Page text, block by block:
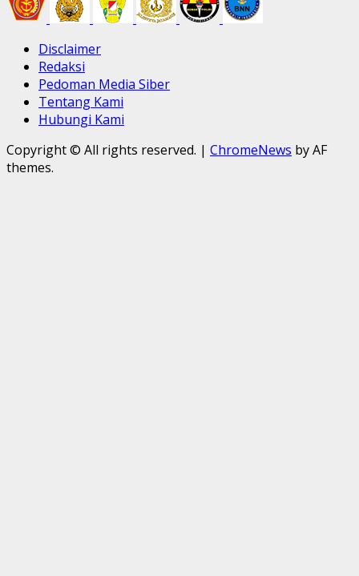
Disclaimer
Redaksi
Pedoman Media Siber
Tentang Kami
Hubungi Kami
Copyright © All rights reserved. | ChromeNews by AF
themes.